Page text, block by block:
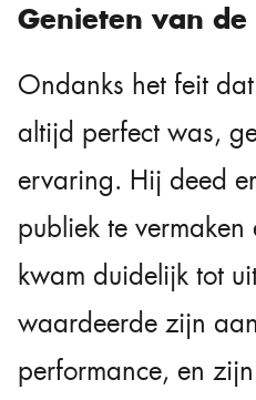
Genieten van
Ondanks het feit
altijd perfect was,
ervaring. Hij deed
publiek te
kwam duidelijk tot
waardeerde zijn
performance, en